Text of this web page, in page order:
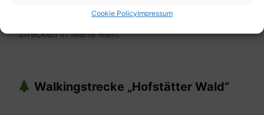
Cookie PolicyImpressum
Hier ist eine kurz gefasste Übersicht der beiden
Strecken in Maria Rain:
Walkingstrecke „Hofstätter Wald“